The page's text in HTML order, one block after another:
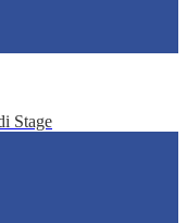
Stage